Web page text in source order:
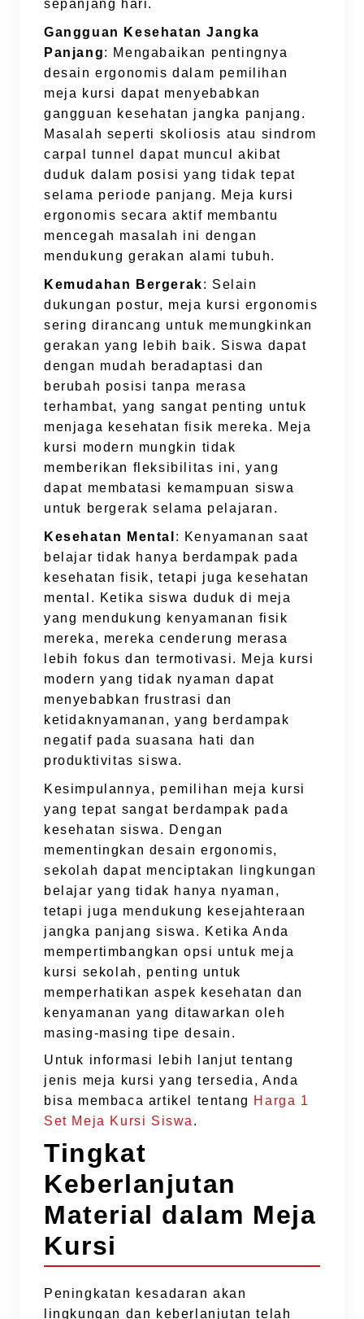
sepanjang hari.
Gangguan Kesehatan Jangka
Panjang: Mengabaikan pentingnya
desain ergonomis dalam pemilihan
meja kursi dapat menyebabkan
gangguan kesehatan jangka panjang.
Masalah seperti skoliosis atau sindrom
carpal tunnel dapat muncul akibat
duduk dalam posisi yang tidak tepat
selama periode panjang. Meja kursi
ergonomis secara aktif membantu
mencegah masalah ini dengan
mendukung gerakan alami tubuh.
Kemudahan Bergerak: Selain
dukungan postur, meja kursi ergonomis
sering dirancang untuk memungkinkan
gerakan yang lebih baik. Siswa dapat
dengan mudah beradaptasi dan
berubah posisi tanpa merasa
terhambat, yang sangat penting untuk
menjaga kesehatan fisik mereka. Meja
kursi modern mungkin tidak
memberikan fleksibilitas ini, yang
dapat membatasi kemampuan siswa
untuk bergerak selama pelajaran.
Kesehatan Mental : Kenyamanan saat
belajar tidak hanya berdampak pada
kesehatan fisik, tetapi juga kesehatan
mental. Ketika siswa duduk di meja
yang mendukung kenyamanan fisik
mereka, mereka cenderung merasa
lebih fokus dan termotivasi. Meja kursi
modern yang tidak nyaman dapat
menyebabkan frustrasi dan
ketidaknyamanan, yang berdampak
negatif pada suasana hati dan
produktivitas siswa.
Kesimpulannya, pemilihan meja kursi
yang tepat sangat berdampak pada
kesehatan siswa. Dengan
mementingkan desain ergonomis,
sekolah dapat menciptakan lingkungan
belajar yang tidak hanya nyaman,
tetapi juga mendukung kesejahteraan
jangka panjang siswa. Ketika Anda
mempertimbangkan opsi untuk meja
kursi sekolah, penting untuk
memperhatikan aspek kesehatan dan
kenyamanan yang ditawarkan oleh
masing-masing tipe desain.
Untuk informasi lebih lanjut tentang
jenis meja kursi yang tersedia, Anda
bisa membaca artikel tentang Harga 1
Set Meja Kursi Siswa .
Tingkat
Keberlanjutan
Material dalam Meja
Kursi
Peningkatan kesadaran akan
lingkungan dan keberlanjutan telah